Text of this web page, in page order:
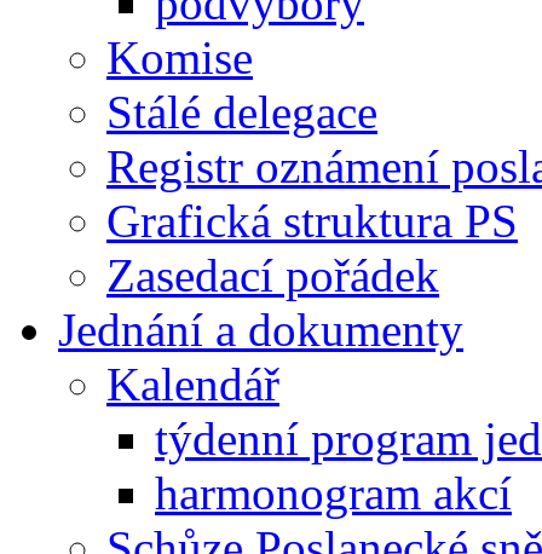
Komise
Stálé delegace
Registr oznámení
Grafická struktura PS
Zasedací pořádek
Jednání a dokumenty
Kalendář
týdenní program
harmonogram akcí